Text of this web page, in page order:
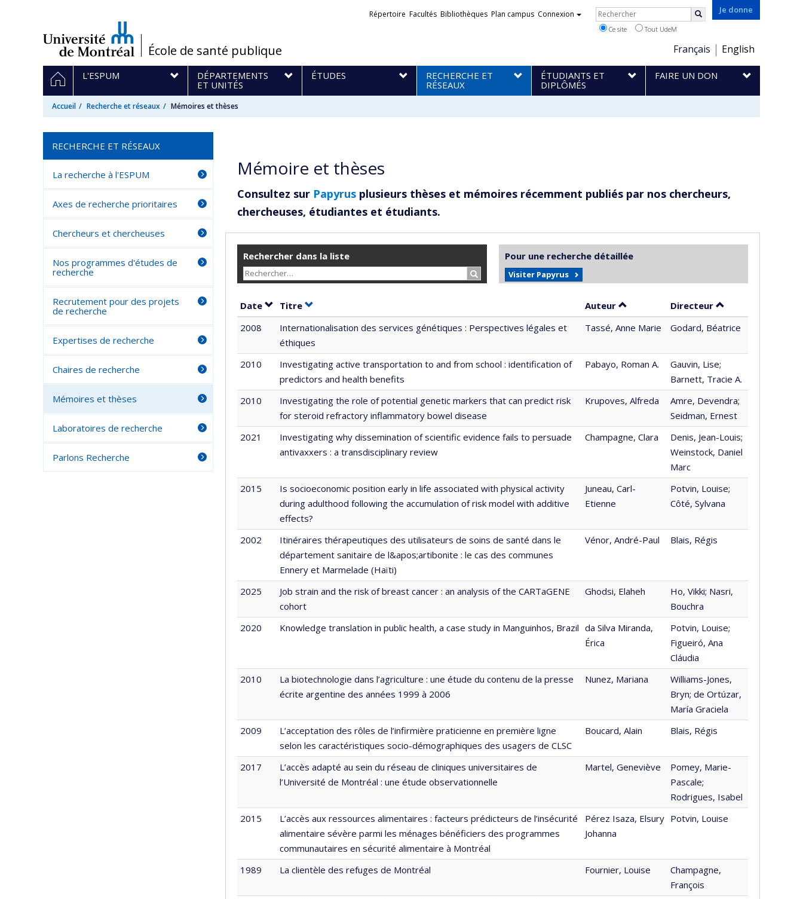
/École de santé publique
Je donne
Choix
de
la
langue
Français English
Liens
Répertoire Facultés Bibliothèques Plan campus Connexion Rechercher
Ce site Tout UdeM
Navigation
principale
ACCUEIL
L'ESPUM
DÉPARTEMENTS
ET UNITÉS
ÉTUDES
RECHERCHE ET
RÉSEAUX
ÉTUDIANTS ET
DIPLÔMÉS
FAIRE UN DON
Accueil Recherche et réseaux Mémoires et thèses
Mémoire et thèses
Consultez sur Papyrus plusieurs thèses et mémoires récemment publiés par nos chercheurs,
chercheuses, étudiantes et étudiants.
Rechercher dans la liste
Rechercher…
Pour une recherche détaillée
Visiter Papyrus
Date Trier par date en ordre croissant
Titre Trier par titre en ordre croissant Auteur Trier par auteur en ordre croissant
Directeur par contributeur
2008
Internationalisation des services génétiques : Perspectives légales et
éthiques
Tassé, Anne Marie Godard, Béatrice
2010
Investigating active transportation to and from school : identification of
predictors and health benefits
Pabayo, Roman A.
Gauvin, Lise;
Barnett, Tracie A.
2010
Investigating the role of potential genetic markers that can predict risk
for steroid refractory inflammatory bowel disease
Krupoves, Alfreda
Amre, Devendra;
Seidman, Ernest
2021
Investigating why dissemination of scientific evidence fails to persuade
antivaxxers : a transdisciplinary review
Champagne, Clara
Denis, Jean-Louis;
Weinstock, Daniel
Marc
2015
Is socioeconomic position early in life associated with physical activity
during adulthood following the accumulation of risk model with additive
effects?
Juneau, Carl-
Etienne
Potvin, Louise;
Côté, Sylvana
2002
Itinéraires thérapeutiques des utilisateurs de soins de santé dans le
département sanitaire de l&apos;artibonite : le cas des communes
Ennery et Marmelade (Haïti)
Vénor, André-Paul Blais, Régis
2025
Job strain and the risk of breast cancer : an analysis of the CARTaGENE
cohort
Ghodsi, Elaheh
Ho, Vikki; Nasri,
Bouchra
2020
Knowledge translation in public health, a case study in Manguinhos, Brazil da Silva Miranda,
Érica
Potvin, Louise;
Figueiró, Ana
Cláudia
2010
La biotechnologie dans l’agriculture : une étude du contenu de la presse
écrite argentine des années 1999 à 2006
Nunez, Mariana
Williams-Jones,
Bryn; de Ortúzar,
María Graciela
2009
L’acceptation des rôles de l’infirmière praticienne en première ligne
selon les caractéristiques socio-démographiques des usagers de CLSC
Boucard, Alain Blais, Régis
2017
L’accès adapté au sein du réseau de cliniques universitaires de
l’Université de Montréal : une étude observationnelle
Martel, Geneviève
Pomey, Marie-
Pascale;
Rodrigues, Isabel
2015
L’accès aux ressources alimentaires : facteurs prédicteurs de l’insécurité
alimentaire sévère parmi les ménages bénéficiers des programmes
communautaires en sécurité alimentaire à Montréal
Pérez Isaza, Elsury
Johanna
Potvin, Louise
1989 La clientèle des refuges de Montréal Fournier, Louise
Champagne,
François
RECHERCHE ET RÉSEAUX
La recherche à l'ESPUM
Axes de recherche prioritaires
Chercheurs et chercheuses
Nos programmes d'études de
recherche
Recrutement pour des projets
de recherche
Expertises de recherche
Chaires de recherche
Mémoires et thèses
Laboratoires de recherche
Parlons Recherche